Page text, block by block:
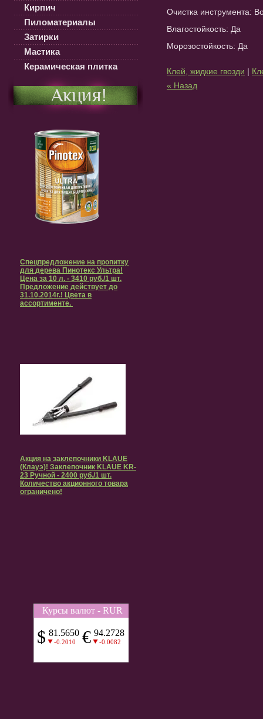
Кирпич
Пиломатериалы
Затирки
Мастика
Керамическая плитка
Акция!
Спецпредложение на пропитку
для дерева Пинотекс Ультра!
Цена за 10 л. - 3410 руб./1 шт.
Предложение действует до
31.10.2014г.! Цвета в
ассортименте.
Акция на заклепочники KLAUE
(Клауэ)! Заклепочник KLAUE KR-
23 Ручной - 2400 руб./1 шт.
Количество акционного товара
ограничено!
Очистка инструмента:
Влагостойкость: Да
Морозостойкость: Да
Клей, жидкие гвозди |
« Назад